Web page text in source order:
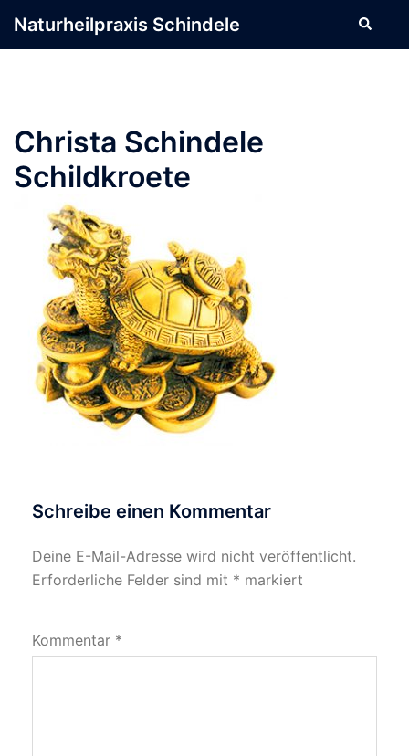
Inhalt
Naturheilpraxis Schindele Suche
Christa Schindele
Schildkroete
Schreibe einen Kommentar
Deine E-Mail-Adresse wird nicht veröffentlicht.
Erforderliche Felder sind mit * markiert
Kommentar *